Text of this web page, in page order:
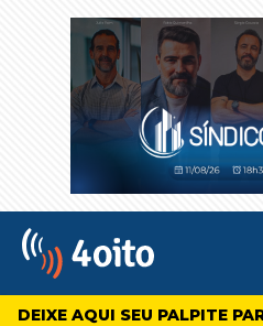
4oito
DEIXE AQUI SEU PALPITE